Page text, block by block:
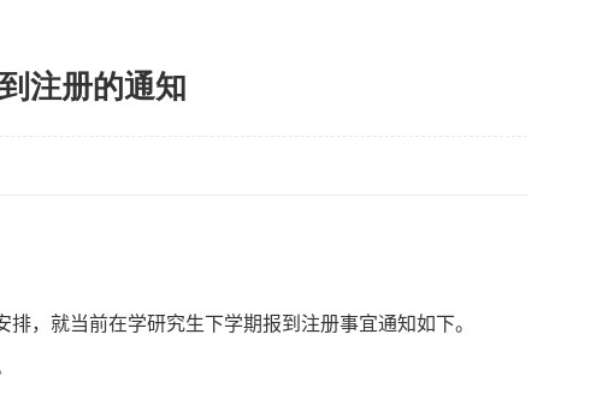
注册的通知
排，就当前在学研究生下学期报到注册事宜通知如下。